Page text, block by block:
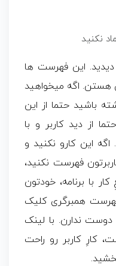
نکنید
این فهرست ها
هستن. اگه میخواهید
باشید حتما از این
از دید کاربر و با
این کارو نکنید و
فهرست نکنید،
با برنامه، خودتون
همبرگری کلیک
ندارن. با لینک
کارِ کاربر رو راحت